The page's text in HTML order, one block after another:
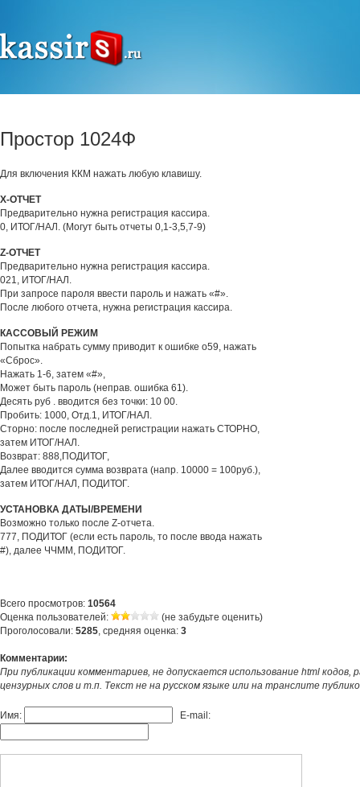
Простор 1024Ф
Для включения ККМ нажать любую клавишу.
Х-ОТЧЕТ
Предварительно нужна регистрация кассира.
0, ИТОГ/НАЛ. (Могут быть отчеты 0,1-3,5,7-9)
Z-ОТЧЕТ
Предварительно нужна регистрация кассира.
021, ИТОГ/НАЛ.
При запросе пароля ввести пароль и нажать «#».
После любого отчета, нужна регистрация кассира.
КАССОВЫЙ РЕЖИМ
Попытка набрать сумму приводит к ошибке о59, нажать
«Сброс».
Нажать 1-6, затем «#»,
Может быть пароль (неправ. ошибка 61).
Десять руб . вводится без точки: 10 00.
Пробить: 1000, Отд.1, ИТОГ/НАЛ.
Сторно: после последней регистрации нажать СТОРНО,
затем ИТОГ/НАЛ.
Возврат: 888,ПОДИТОГ,
Далее вводится сумма возврата (напр. 10000 = 100руб.),
затем ИТОГ/НАЛ, ПОДИТОГ.
УСТАНОВКА ДАТЫ/ВРЕМЕНИ
Возможно только после Z-отчета.
777, ПОДИТОГ (если есть пароль, то после ввода нажать
#), далее ЧЧММ, ПОДИТОГ.
Всего просмотров: 10564
Оценка пользователей:
(не забудьте оценить)
Проголосовали: 5285, средняя оценка: 3
Комментарии:
При публикации комментариев, не допускается использование html кодов,
цензурных слов и т.п. Текст не на русском языке или на транслите
Имя: E-mail: